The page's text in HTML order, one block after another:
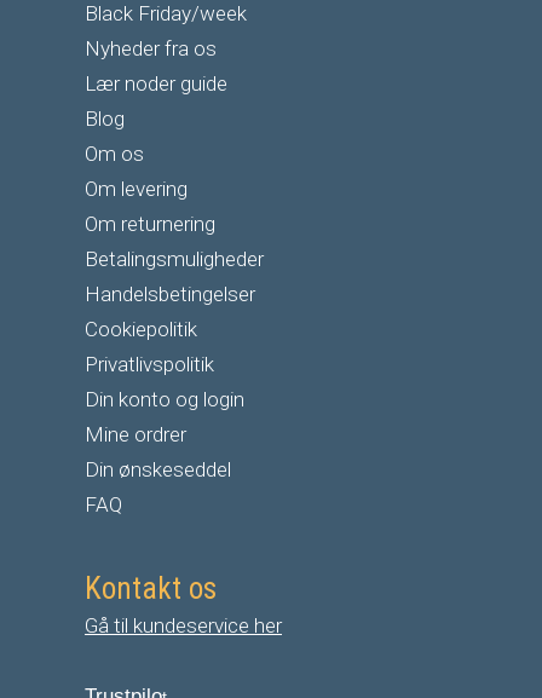
Black Friday/week
Nyheder fra os
Lær noder guide
Blog
Om os
Om levering
Om returnering
Betalingsmuligheder
Handelsbetingelser
Cookiepolitik
Privatlivspolitik
Din konto og login
Mine ordrer
Din ønskeseddel
FAQ
Kontakt os
Gå til kundeservice her